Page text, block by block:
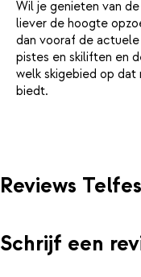
Wil je genieten van
liever de hoogte
dan vooraf de
pistes en skiliften en
welk skigebied op
biedt.
Reviews Telfes
Schrijf een